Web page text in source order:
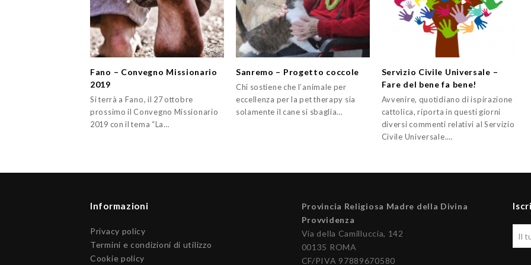
Fano – Convegno Missionario
2019
Si terrà a Fano, il 27 ottobre
prossimo il Convegno Missionario
2019 con il tema “La…
Sanremo – Progetto coccole
Chi sostiene che l’animale per
eccellenza per la pet therapy sia
solamente il cane si sbaglia…
Servizio Civile Universale –
Fare del bene fa bene!
Avvenire, quotidiano di ispirazione
cattolica, riporta in questi giorni
diversi commenti relativi al Servizio
Civile Universale.…
Informazioni
Privacy policy
Termini e condizioni di utilizzo
Cookie policy
Provincia Religiosa Madre della Divina
Provvidenza
Via della Camilluccia, 142
00135 ROMA
CF/PIVA 97889670580